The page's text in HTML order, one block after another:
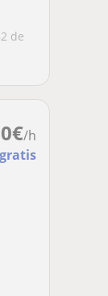
de
€/h